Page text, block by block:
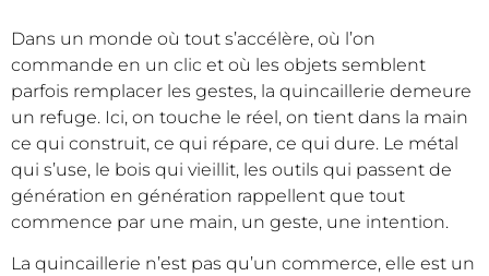
Dans un monde où tout s’accélère, où l’on
commande en un clic et où les objets semblent
parfois remplacer les gestes, la quincaillerie demeure
un refuge. Ici, on touche le réel, on tient dans la main
ce qui construit, ce qui répare, ce qui dure. Le métal
qui s’use, le bois qui vieillit, les outils qui passent de
génération en génération rappellent que tout
commence par une main, un geste, une intention.
La quincaillerie n’est pas qu’un commerce, elle est un